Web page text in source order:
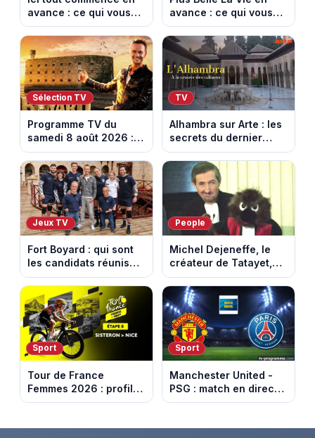
avance : ce qui vous
attend la semaine du
10 au 14 août 2026
(spoiler)
avance : ce qui vous
attend la semaine du
10 au 14 août 2026
(spoiler)
Sélection TV
Programme TV du
samedi 8 août 2026 :
notre sélection pour
votre soirée télé
TV
Alhambra sur Arte : les
secrets du dernier
sultanat musulman
d’Espagne
Jeux TV
Fort Boyard : qui sont
les candidats réunis
par Cyril Féraud ce
samedi 8 août 2026 ?
People
Michel Dejeneffe, le
créateur de Tatayet,
est mort à 77 ans
Sport
Tour de France
Femmes 2026 : profil
et horaires de la 8e
Nice
Sport
Manchester United -
PSG : match en direct
sur beIN Sports 1 à